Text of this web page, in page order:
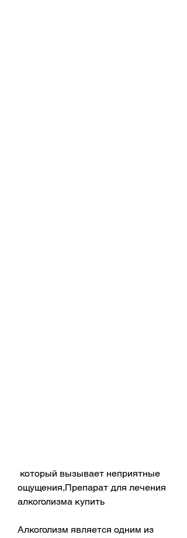
ощущения,Препарат для лечения
алкоголизма купить
Алкоголизм является одним из